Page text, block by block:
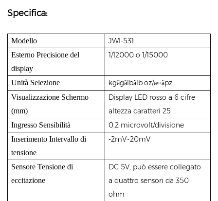
Specifica:
Modello JWI-531
Esterno Precisione del
display
1/12000 o 1/15000
Unità Selezione kgãgãlbãlb.oz/æ¤ãpz
Visualizzazione Schermo
(mm)
Display LED rosso a 6 cifre
altezza caratteri 25
Ingresso Sensibilità 0,2 microvolt/divisione
Inserimento Intervallo di
tensione
-2mV~20mV
Sensore Tensione di
eccitazione
DC 5V, può essere collegato
a quattro sensori da 350
ohm